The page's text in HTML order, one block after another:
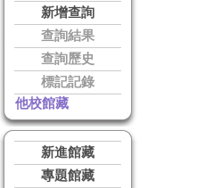
新增查詢
查詢結果
查詢歷史
標記記錄
他校館藏
新進館藏
專題館藏